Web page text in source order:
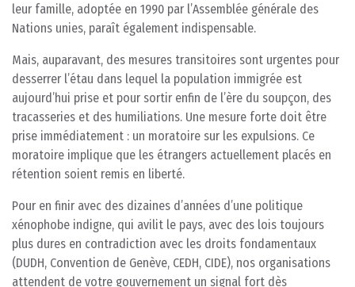
leur famille, adoptée en 1990 par l’Assemblée générale des
Nations unies, paraît également indispensable.
Mais, auparavant, des mesures transitoires sont urgentes pour
desserrer l’étau dans lequel la population immigrée est
aujourd’hui prise et pour sortir enfin de l’ère du soupçon, des
tracasseries et des humiliations. Une mesure forte doit être
prise immédiatement : un moratoire sur les expulsions. Ce
moratoire implique que les étrangers actuellement placés en
rétention soient remis en liberté.
Pour en finir avec des dizaines d’années d’une politique
xénophobe indigne, qui avilit le pays, avec des lois toujours
plus dures en contradiction avec les droits fondamentaux
(DUDH, Convention de Genève, CEDH, CIDE), nos organisations
attendent de votre gouvernement un signal fort dès